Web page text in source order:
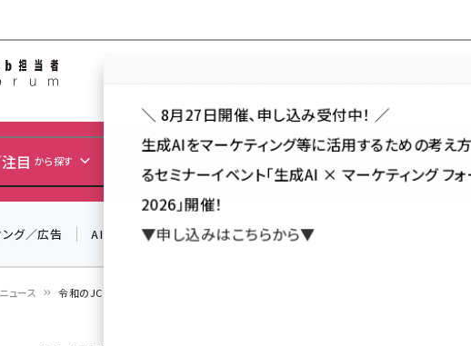
Web担当者Forum
目 から探す
ング／広告 AI SNS アクセス解析／データ分析
ニュース 令和のJC・JK流行語大賞2024ノミネート！ ほんmoney、平成女児、ふるっぱー…あなたはい
＼ 8月27日開催、申し込み受付中！ ／
生成AIをマーケティング等に活用するための考え
るセミナーイベント「生成AI × マーケティング フォ
2026」開催！
▼申し込みはこちらから▼